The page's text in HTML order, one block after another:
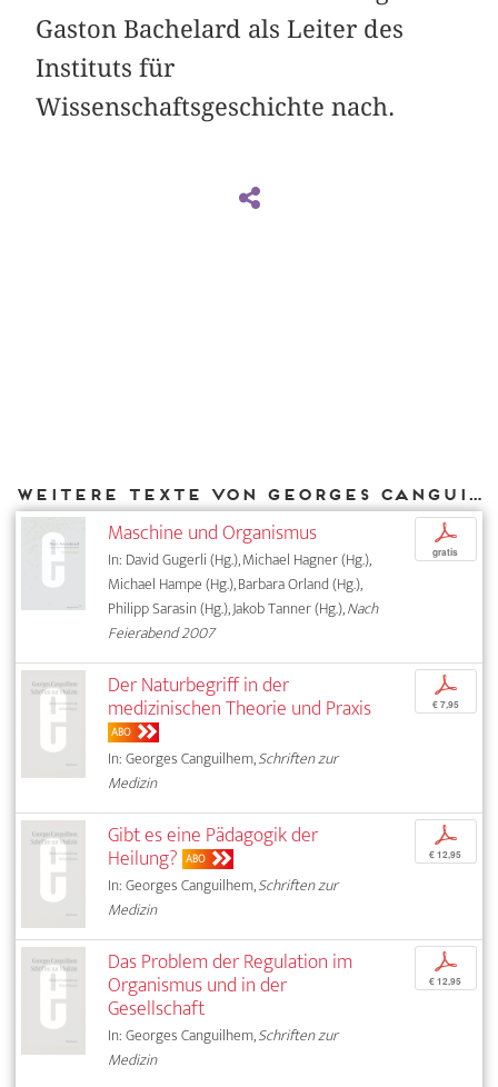
Gaston Bachelard als Leiter des
Instituts für
Wissenschaftsgeschichte nach.
Weitere Texte von Georges Canguilhem bei DIAPHANES
Maschine und Organismus
In: David Gugerli (Hg.), Michael Hagner (Hg.),
Michael Hampe (Hg.), Barbara Orland (Hg.),
Philipp Sarasin (Hg.), Jakob Tanner (Hg.),Nach
Feierabend 2007
p
gratis
Der Naturbegriff in der
medizinischen Theorie und Praxis
ABO
In: Georges Canguilhem,Schriften zur
Medizin
p
€ 7,95
Gibt es eine Pädagogik der
Heilung? ABO
In: Georges Canguilhem,Schriften zur
Medizin
p
€ 12,95
Das Problem der Regulation im
Organismus und in der
Gesellschaft
In: Georges Canguilhem,Schriften zur
Medizin
p
€ 12,95